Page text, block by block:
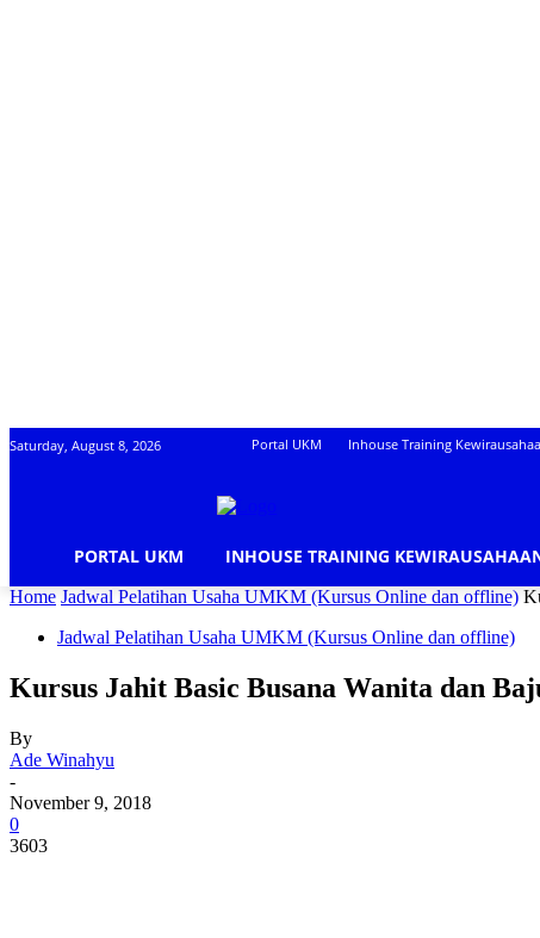
Saturday, August 8, 2026 Portal UKM Inhouse Training
PORTAL UKM INHOUSE TRAINING
Home Jadwal Pelatihan Usaha UMKM (Kursus Online dan offline)
Jadwal Pelatihan Usaha UMKM (Kursus Online dan offline)
Kursus Jahit Basic Busana Wanita dan
By
Ade Winahyu
-
November 9, 2018
0
3603